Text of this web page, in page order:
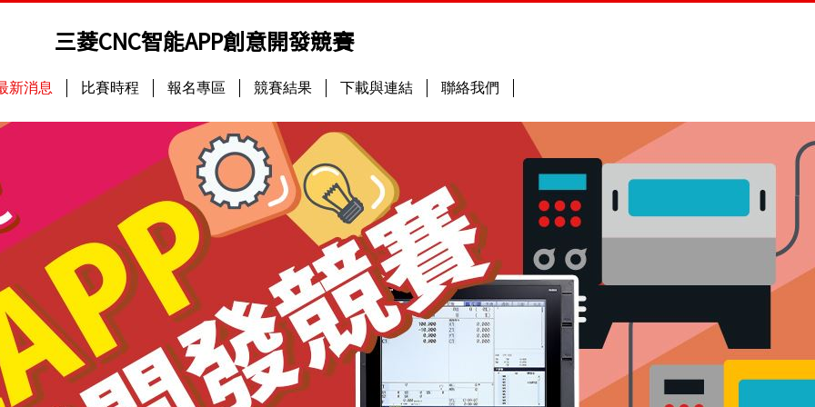
三菱CNC智能APP創意開發競賽
新消息 比賽時程 報名專區 競賽結果 下載與連結 聯絡我們